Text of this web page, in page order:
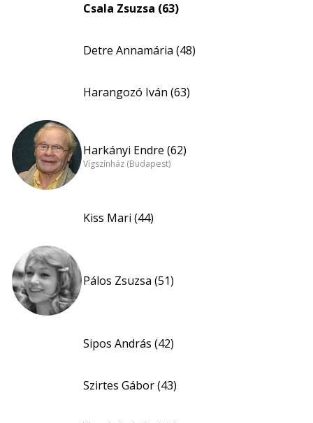
Csala Zsuzsa (63)
Detre Annamária (48)
Harangozó Iván (63)
Harkányi Endre (62)
Vígszínház (Budapest)
Kiss Mari (44)
Pálos Zsuzsa (51)
Sipos András (42)
Szirtes Gábor (43)